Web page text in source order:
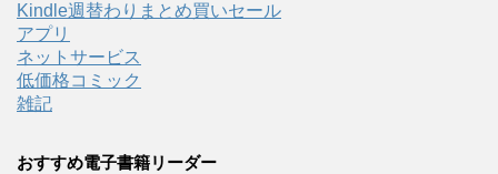
Kindle週替わりまとめ買いセール
アプリ
ネットサービス
低価格コミック
雑記
おすすめ電子書籍リーダー